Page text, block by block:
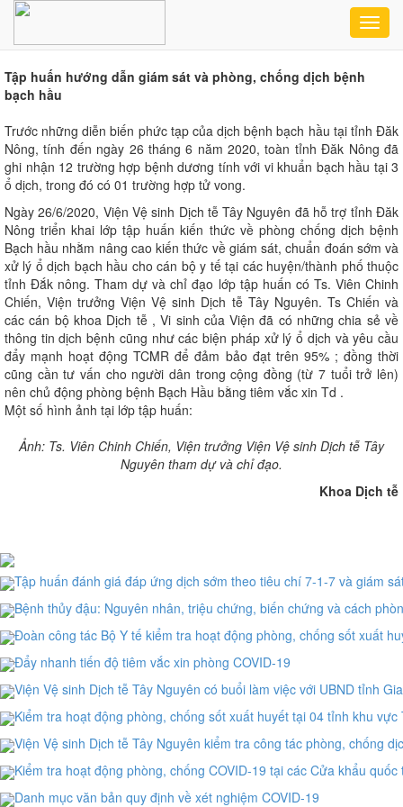
Tập huấn hướng dẫn giám sát và phòng, chống dịch bệnh
bạch hầu
Trước những diễn biến phức tạp của dịch bệnh bạch hầu tại tỉnh Đăk
Nông, tính đến ngày 26 tháng 6 năm 2020, toàn tỉnh Đăk Nông đã
ghi nhận 12 trường hợp bệnh dương tính với vi khuẩn bạch hầu tại 3
ổ dịch, trong đó có 01 trường hợp tử vong.
Ngày 26/6/2020, Viện Vệ sinh Dịch tễ Tây Nguyên đã hỗ trợ tỉnh Đăk
Nông triển khai lớp tập huấn kiến thức về phòng chống dịch bệnh
Bạch hầu nhằm nâng cao kiến thức về giám sát, chuẩn đoán sớm và
xử lý ổ dịch bạch hầu cho cán bộ y tế tại các huyện/thành phố thuộc
tỉnh Đắk nông. Tham dự và chỉ đạo lớp tập huấn có Ts. Viên Chinh
Chiến, Viện trưởng Viện Vệ sinh Dịch tễ Tây Nguyên. Ts Chiến và
các cán bộ khoa Dịch tễ , Vi sinh của Viện đã có những chia sẻ về
thông tin dịch bệnh cũng như các biện pháp xử lý ổ dịch và yêu cầu
đẩy mạnh hoạt động TCMR để đảm bảo đạt trên 95% ; đồng thời
cũng cần tư vấn cho người dân trong cộng đồng (từ 7 tuổi trở lên)
nên chủ động phòng bệnh Bạch Hầu bằng tiêm vắc xin Td .
Một số hình ảnh tại lớp tập huấn:
Ảnh: Ts. Viên Chinh Chiến, Viện trưởng Viện Vệ sinh Dịch tễ Tây
Nguyên tham dự và chỉ đạo.
Khoa Dịch tễ
Tập huấn đánh giá đáp ứng dịch sớm theo tiêu chí 7-1-7 và giám
Bệnh thủy đậu: Nguyên nhân, triệu chứng, biến chứng và cách
Đoàn công tác Bộ Y tế kiểm tra hoạt động phòng, chống sốt xuất
Đẩy nhanh tiến độ tiêm vắc xin phòng COVID-19
Viện Vệ sinh Dịch tễ Tây Nguyên có buổi làm việc với UBND tỉnh
Kiểm tra hoạt động phòng, chống sốt xuất huyết tại 04 tỉnh khu vực
Viện Vệ sinh Dịch tễ Tây Nguyên kiểm tra công tác phòng, chống
Kiểm tra hoạt động phòng, chống COVID-19 tại các Cửa khẩu
Danh mục văn bản quy định về xét nghiệm COVID-19